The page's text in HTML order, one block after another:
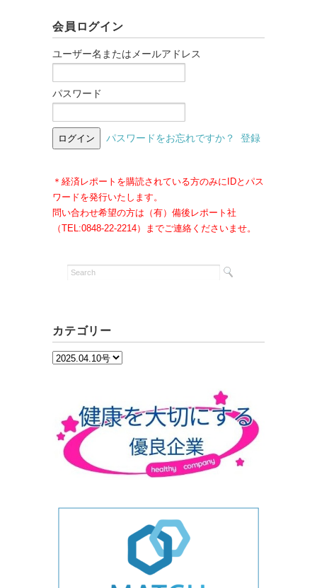
会員ログイン
ユーザー名またはメールアドレス
パスワード
パスワードをお忘れですか？ 登録
＊経済レポートを購読されている方のみにIDとパス
ワードを発行いたします。
問い合わせ希望の方は（有）備後レポート社
（TEL:0848-22-2214）までご連絡くださいませ。
カテゴリー
カ
ー